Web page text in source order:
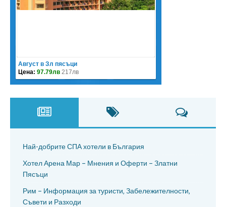
Най-добрите СПА хотели в България
Хотел Арена Мар – Мнения и Оферти – Златни
Пясъци
Рим – Информация за туристи, Забележителности,
Съвети и Разходи